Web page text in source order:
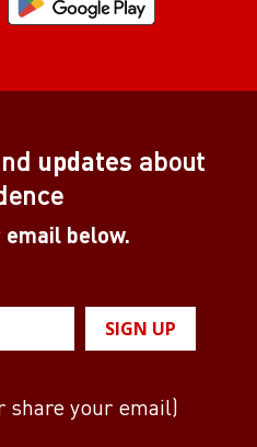
updates about
below.
SIGN UP
share your email)